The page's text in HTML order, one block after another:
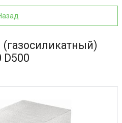
D500